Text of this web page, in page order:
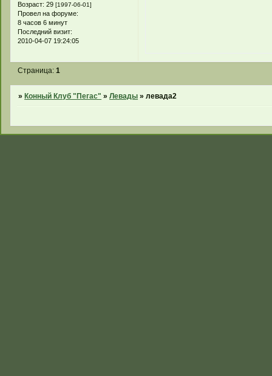
Возраст: 29 [1997-06-01]
Провел на форуме:
8 часов 6 минут
Последний визит:
2010-04-07 19:24:05
Страница:1
» Конный Клуб "Пегас" »Левады »левада2